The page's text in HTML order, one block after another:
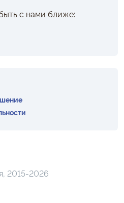
с нами ближе:
2015-2026